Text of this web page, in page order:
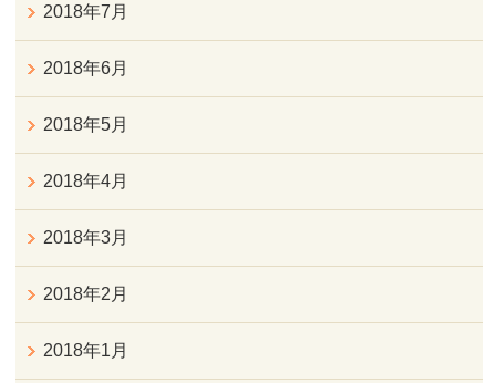
2018年7月
2018年6月
2018年5月
2018年4月
2018年3月
2018年2月
2018年1月